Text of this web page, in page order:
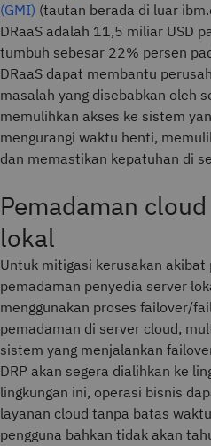
(GMI) (tautan berada di luar
DRaaS adalah 11,5 miliar USD
tumbuh sebesar 22% persen
DRaaS dapat membantu
masalah yang disebabkan oleh
memulihkan akses ke sistem
mengurangi waktu henti,
dan memastikan kepatuhan di
Pemadaman
lokal
Untuk mitigasi kerusakan akibat
pemadaman penyedia server
menggunakan proses failover/
pemadaman di server cloud,
sistem yang menjalankan
DRP akan segera dialihkan ke
lingkungan ini, operasi bisnis
layanan cloud tanpa batas
pengguna bahkan tidak akan